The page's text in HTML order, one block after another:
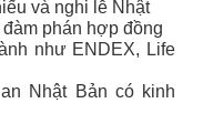
và nghi lễ Nhật
phán hợp đồng
như ENDEX, Life
Nhật Bản có kinh